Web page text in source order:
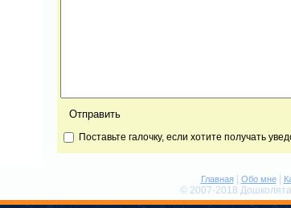
Поставьте галочку, если хотите получать
Главная| Обо мне|
© 2007-2018